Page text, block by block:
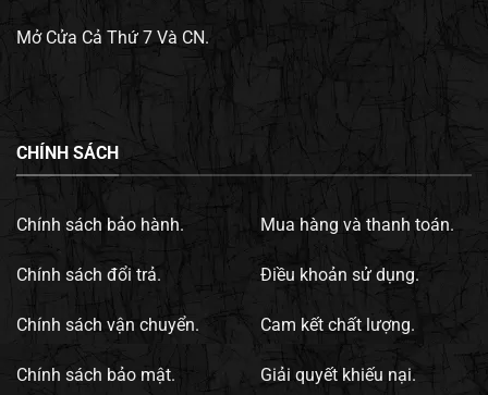
Mở Cửa Cả Thứ 7 Và CN.
CHÍNH SÁCH
Chính sách bảo hành.
Chính sách đổi trả.
Chính sách vận chuyển.
Chính sách bảo mật.
Mua hàng và thanh toán.
Điều khoản sử dụng.
Cam kết chất lượng.
Giải quyết khiếu nại.